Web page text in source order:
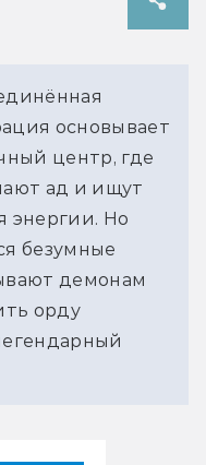
основывает
центр, где
ад и ищут
энергии. Но
безумные
демонам
орду